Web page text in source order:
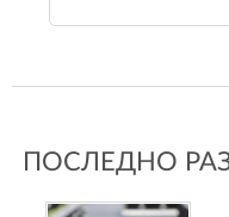
ПОСЛЕДНО